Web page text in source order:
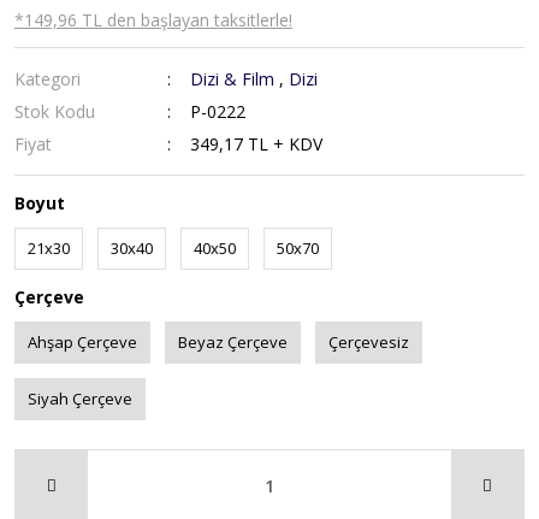
*149,96 TL den başlayan taksitlerle!
Kategori Dizi & Film , Dizi
Stok Kodu
P-0222
Fiyat
349,17 TL + KDV
Boyut
21x30 30x40 40x50 50x70
Çerçeve
Ahşap Çerçeve Beyaz Çerçeve Çerçevesiz
Siyah Çerçeve